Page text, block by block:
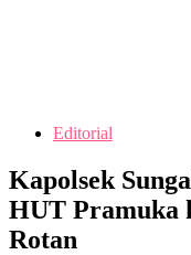
Editorial
Kapolsek
HUT Pramuka
Rotan